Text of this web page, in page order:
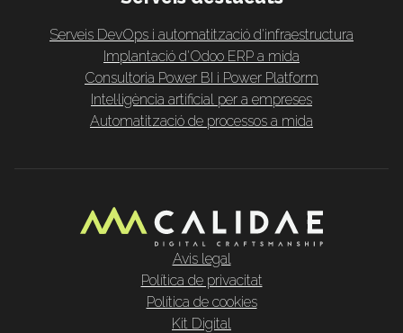
Serveis DevOps i automatització d'infraestructura
Implantació d'Odoo ERP a mida
Consultoria Power BI i Power Platform
Intel·ligència artificial per a empreses
Automatització de processos a mida
Avis legal
Política de privacitat
Política de cookies
Kit Digital